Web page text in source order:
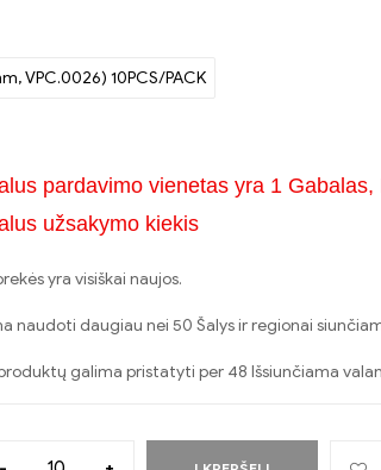
VPC.0026) 10PCS/PACK
pardavimo vienetas yra 1
užsakymo kiekis
yra visiškai naujos.
naudoti daugiau nei 50 Šalys ir regionai
galima pristatyti per 48 Išsiunčiama